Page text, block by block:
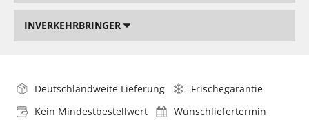
INVERKEHRBRINGER
Deutschlandweite Lieferung
Frischegarantie
Kein Mindestbestellwert
Wunschliefertermin